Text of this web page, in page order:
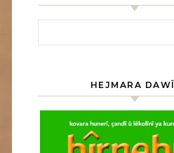
HEJMARA DAWÎ